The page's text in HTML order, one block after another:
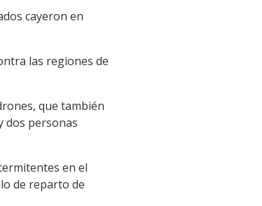
cayeron en
las regiones de
que también
dos personas
en el
de reparto de